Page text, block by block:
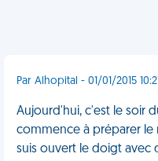
Par Alhopital - 01/01/2015
Aujourd'hui, c'est le soir
commence à préparer le
suis ouvert le doigt avec